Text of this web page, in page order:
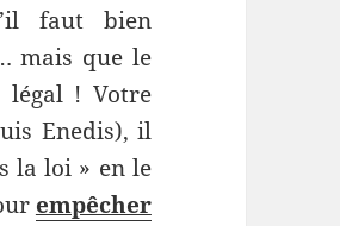
faut bien
mais que le
! Votre
Enedis), il
la loi » en le
empêcher